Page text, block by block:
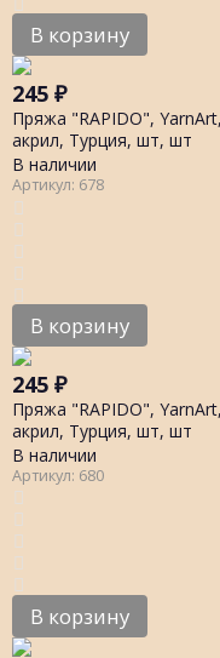
В корзину
245 ₽
Пряжа "RAPIDO",
акрил, Турция, шт, шт
В наличии
Артикул: 678
В корзину
245 ₽
Пряжа "RAPIDO",
акрил, Турция, шт, шт
В наличии
Артикул: 680
В корзину